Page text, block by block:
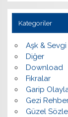
Kategoriler
Aşk & Sevgi
Diğer
Download
Fıkralar
Garip
Gezi
Güzel